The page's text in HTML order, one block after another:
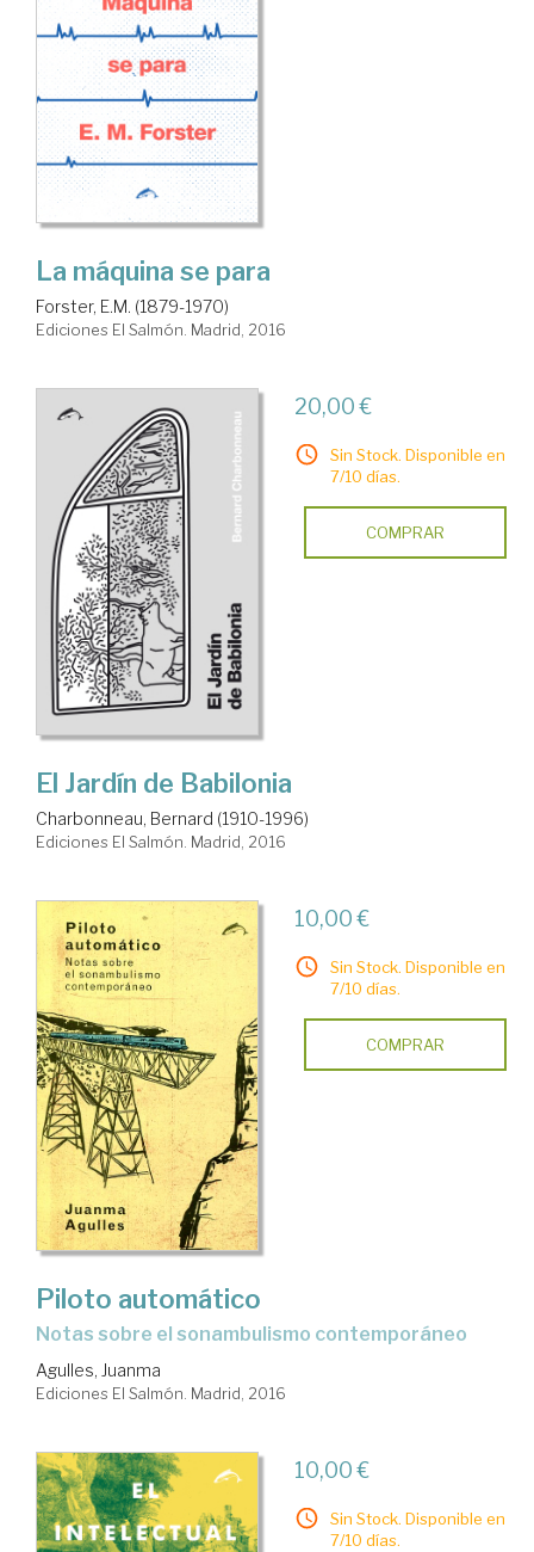
La máquina se para
Forster, E.M. (1879-1970)
Ediciones El Salmón. Madrid, 2016
20,00 €
Sin Stock. Disponible en
7/10 días.
COMPRAR
El Jardín de Babilonia
Charbonneau, Bernard (1910-1996)
Ediciones El Salmón. Madrid, 2016
10,00 €
Sin Stock. Disponible en
7/10 días.
COMPRAR
Piloto automático
notas sobre el sonambulismo contemporáneo
Agulles, Juanma
Ediciones El Salmón. Madrid, 2016
10,00 €
Sin Stock. Disponible en
7/10 días.